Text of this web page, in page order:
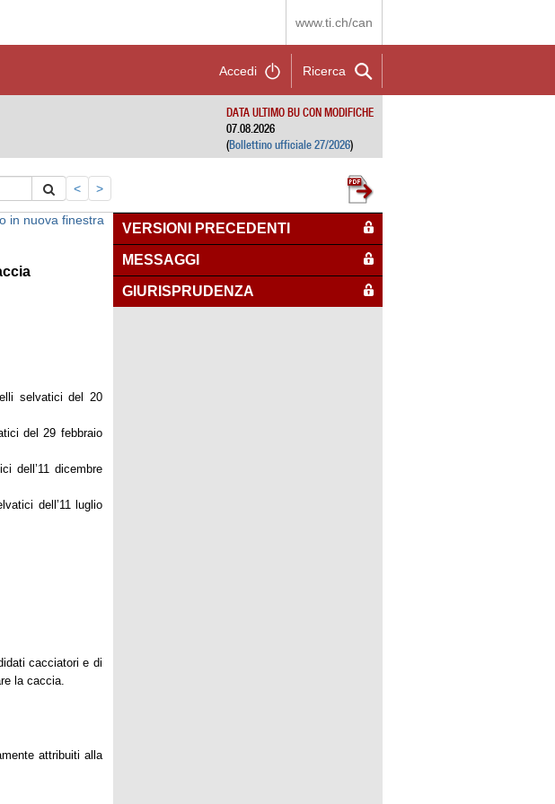
www.ti.ch/can
Ricerca
Accedi
DATA ULTIMO BU CON MODIFICHE
07.08.2026
(Bollettino ufficiale 27/2026)
< >
in nuova finestra
selvatici del 20
del 29 febbraio
dell’11 dicembre
dell’11 luglio
cacciatori e di
la caccia.
attribuiti alla
VERSIONI PRECEDENTI
MESSAGGI
GIURISPRUDENZA